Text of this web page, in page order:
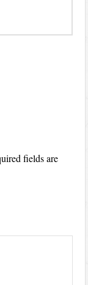
fields are